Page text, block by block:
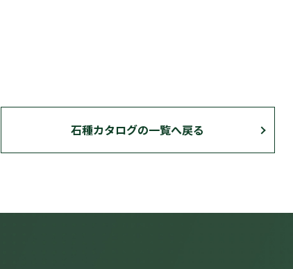
石種カタログの一覧へ戻る